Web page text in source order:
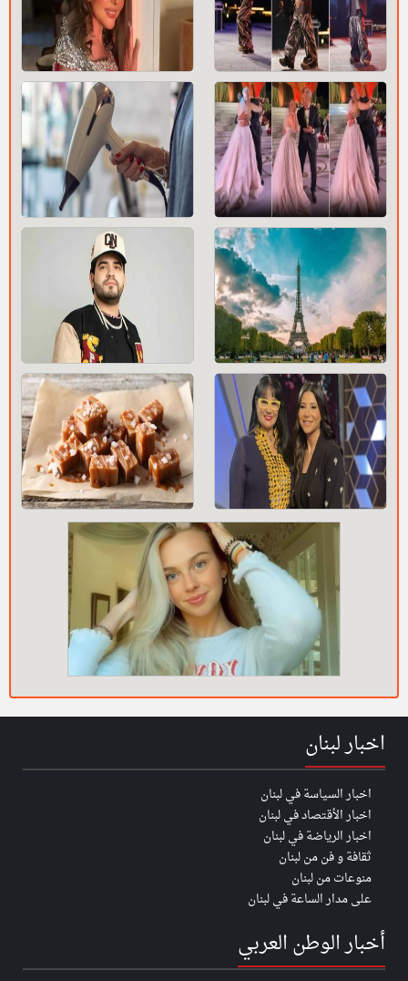
اخبار لبنان
اخبار السياسة في لبنان
اخبار الأقتصاد في لبنان
اخبار الرياضة في لبنان
ثقافة و فن من لبنان
منوعات من لبنان
على مدار الساعة في لبنان
أخبار الوطن العربي